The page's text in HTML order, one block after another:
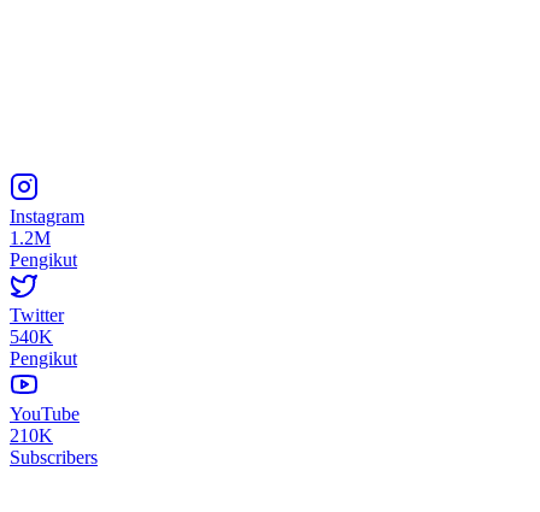
Instagram
1.2M
Pengikut
Twitter
540K
Pengikut
YouTube
210K
Subscribers